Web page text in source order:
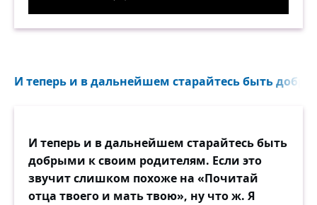
И теперь и в дальнейшем старайтесь быть
И теперь и в дальнейшем старайтесь быть
добрыми к своим родителям. Если это
звучит слишком похоже на «Почитай
отца твоего и мать твою», ну что ж. Я